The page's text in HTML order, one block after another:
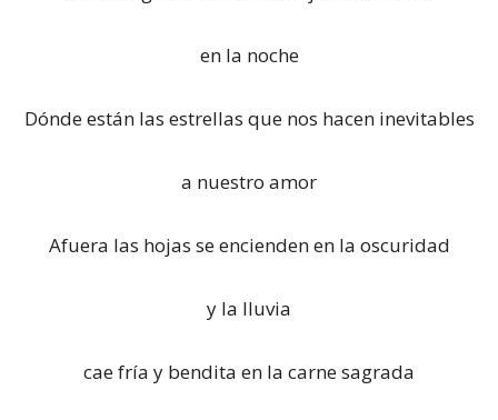
en la noche
Dónde están las estrellas que nos hacen inevitables
a nuestro amor
Afuera las hojas se encienden en la oscuridad
y la lluvia
cae fría y bendita en la carne sagrada